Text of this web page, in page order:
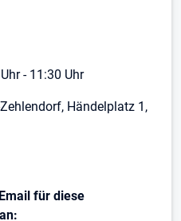
- 11:30 Uhr
Händelplatz 1,
für diese